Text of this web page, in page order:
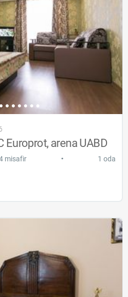
Europrot, arena UABD
misafir • 1 oda